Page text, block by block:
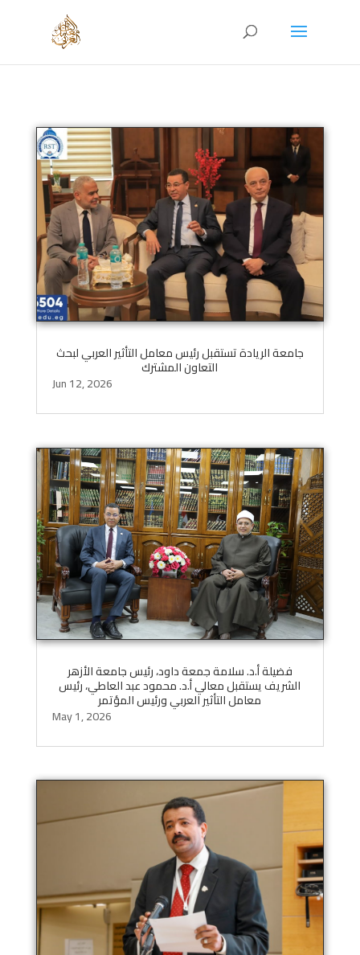
جامعة الريادة تستقبل رئيس معامل التأثير العربي لبحث
التعاون المشترك
Jun 12, 2026
فضيلة أ.د. سلامة جمعة داود، رئيس جامعة الأزهر
الشريف يستقبل معالي أ.د. محمود عبد العاطي، رئيس
معامل التأثير العربي ورئيس المؤتمر
May 1, 2026